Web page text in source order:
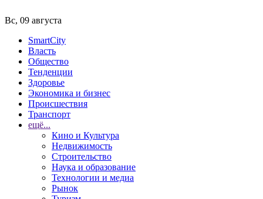
Вс, 09 августа
SmartCity
Власть
Общество
Тенденции
Здоровье
Экономика и бизнес
Происшествия
Транспорт
ещё...
Кино и Культура
Недвижимость
Строительство
Наука и образование
Технологии и медиа
Рынок